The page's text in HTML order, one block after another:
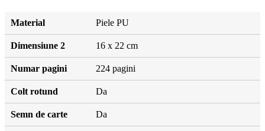
Material Piele PU
Dimensiune 2 16 x 22 cm
Numar pagini 224 pagini
Colt rotund Da
Semn de carte Da